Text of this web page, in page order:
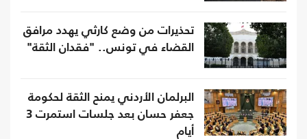
تحذيرات من وضع كارثي يهدد مرافق
القضاء في تونس.. "فقدان الثقة"
البرلمان الأردني يمنح الثقة لحكومة
جعفر حسان بعد جلسات استمرت 3
أيام